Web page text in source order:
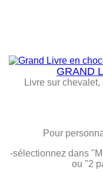
GRAND
Livre sur
Pour
-sélectionnez dans
ou "2